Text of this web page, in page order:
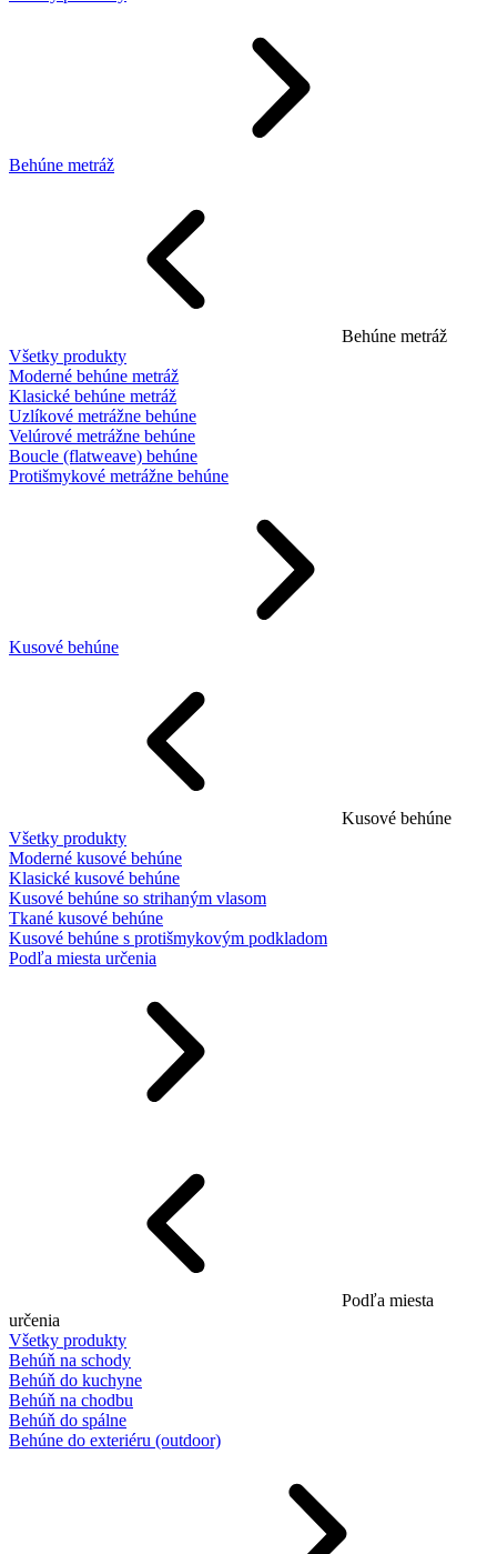
Behúne metráž
Behúne metráž
Všetky produkty
Moderné behúne metráž
Klasické behúne metráž
Uzlíkové metrážne behúne
Velúrové metrážne behúne
Boucle (flatweave) behúne
Protišmykové metrážne behúne
Kusové behúne
Kusové behúne
Všetky produkty
Moderné kusové behúne
Klasické kusové behúne
Kusové behúne so strihaným vlasom
Tkané kusové behúne
Kusové behúne s protišmykovým podkladom
Podľa miesta určenia
Podľa miesta
určenia
Všetky produkty
Behúň na schody
Behúň do kuchyne
Behúň na chodbu
Behúň do spálne
Behúne do exteriéru (outdoor)